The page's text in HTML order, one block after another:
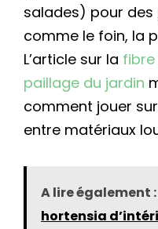
salades) pour des
comme le foin, la
L’article sur la
paillage du jardin
comment jouer
entre matériaux
A lire également :
hortensia